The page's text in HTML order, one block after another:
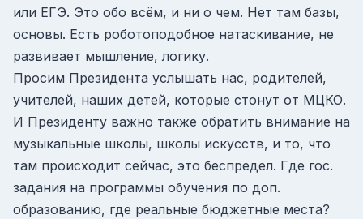
или ЕГЭ. Это обо всём, и ни о чем. Нет там базы,
основы. Есть роботоподобное натаскивание, не
развивает мышление, логику.
Просим Президента услышать нас, родителей,
учителей, наших детей, которые стонут от МЦКО.
И Президенту важно также обратить внимание на
музыкальные школы, школы искусств, и то, что
там происходит сейчас, это беспредел. Где гос.
задания на программы обучения по доп.
образованию, где реальные бюджетные места?